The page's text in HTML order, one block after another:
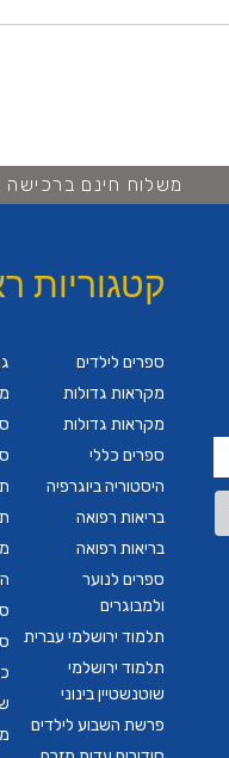
משלוח חינם ברכישה מעל 200 ש"ח למעט
קטגוריות
ספרים לילדים
מקראות גדולות
מקראות גדולות
ספרים כללי
היסטוריה ביוגרפיה
בריאות רפואה
בריאות רפואה
ספרים לנוער
ולמבוגרים
תלמוד ירושלמי עברית
תלמוד ירושלמי
שוטנשטיין בינוני
פרשת השבוע לילדים